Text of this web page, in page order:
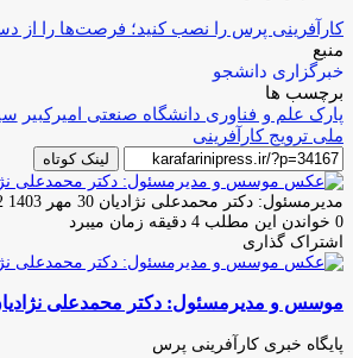
کارآفرینی پرس را نصب کنید؛ فرصت‌ها را از
منبع
خبرگزاری دانشجو
برچسب ها
پارک علم و فناوری دانشگاه صنعتی امیرکبیر
ملی ترویج کارآفرینی
لینک کوتاه
مدیرمسئول: دکتر محمدعلی نژادیان ارسال
ایمیل
30 مهر 1403 23:22
0 خواندن این مطلب 4 دقیقه زمان میبرد
اشتراک گذاری
فیس
توئیتر
لینکدین
واتس
تلگرام
اشتراک
از
ایمیل
چاپ
موسس و مدیرمسئول: دکتر محمدعلی
پایگاه خبری کارآفرینی پرس